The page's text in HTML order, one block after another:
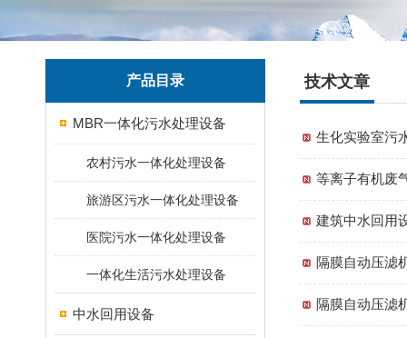
产品目录
MBR一体化污水处理设备
农村污水一体化处理设备
旅游区污水一体化处理设备
医院污水一体化处理设备
一体化生活污水处理设备
中水回用设备
技术文章
生化实验室污
等离子有机废
建筑中水回用
隔膜自动压滤
隔膜自动压滤